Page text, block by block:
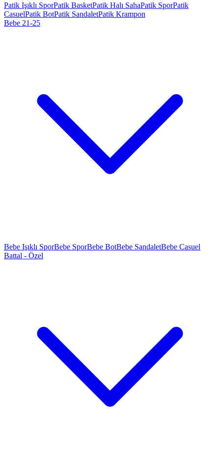
Patik Işıklı SporPatik BasketPatik Halı SahaPatik SporPatik
CasuelPatik BotPatik SandaletPatik Krampon
Bebe 21-25
Bebe Işıklı SporBebe SporBebe BotBebe SandaletBebe Casuel
Battal - Özel